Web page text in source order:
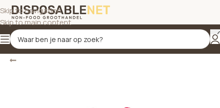
Skip to navigation
Skip to main content
Terug Home/Spiesen